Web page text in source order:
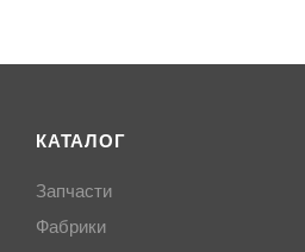
КАТАЛОГ
Запчасти
Фабрики